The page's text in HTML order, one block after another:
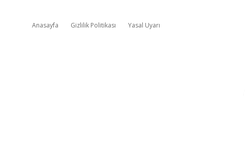
Anasayfa Gizlilik Politikası Yasal Uyarı